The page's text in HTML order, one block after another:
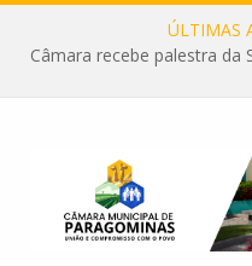
ÚLTIMAS